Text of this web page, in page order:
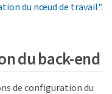
du nœud de travail".
du back-end
de configuration du